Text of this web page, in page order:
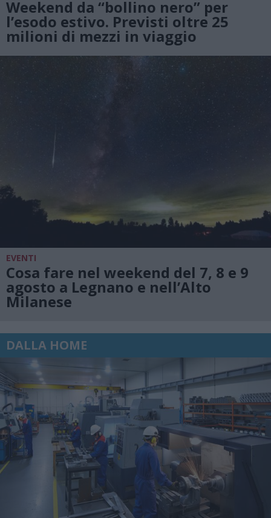
Weekend da “bollino nero” per
l’esodo estivo. Previsti oltre 25
milioni di mezzi in viaggio
EVENTI
Cosa fare nel weekend del 7, 8 e 9
agosto a Legnano e nell’Alto
Milanese
DALLA HOME